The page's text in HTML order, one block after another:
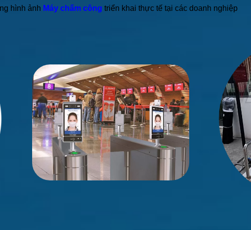
hình ảnh Máy chấm công triển khai thực tế tại các doanh nghiệp